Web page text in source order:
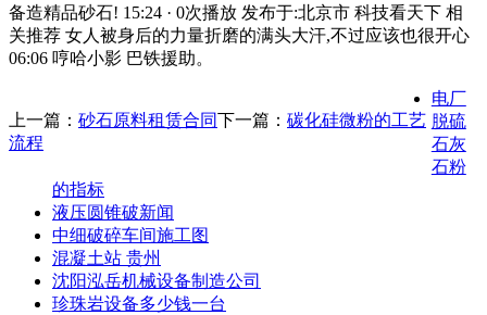
备造精品砂石! 15:24 · 0次播放 发布于:北京市 科技看天下 相
关推荐 女人被身后的力量折磨的满头大汗,不过应该也很开心
06:06 哼哈小影 巴铁援助。
上一篇： 砂石原料租赁合同下一篇： 碳化硅微粉的工艺
流程
电厂
脱硫
石灰
石粉
的指标
液压圆锥破新闻
中细破碎车间施工图
混凝土站 贵州
沈阳泓岳机械设备制造公司
珍珠岩设备多少钱一台